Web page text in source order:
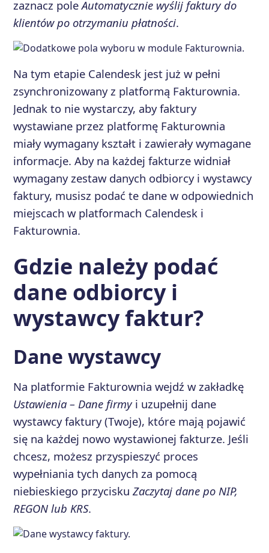
zaznacz poleAutomatycznie wyślij faktury do
klientów po otrzymaniu płatności.
Na tym etapie Calendesk jest już w pełni
zsynchronizowany z platformą Fakturownia.
Jednak to nie wystarczy, aby faktury
wystawiane przez platformę Fakturownia
miały wymagany kształt i zawierały wymagane
informacje. Aby na każdej fakturze widniał
wymagany zestaw danych odbiorcy i wystawcy
faktury, musisz podać te dane w odpowiednich
miejscach w platformach Calendesk i
Fakturownia.
Gdzie należy podać
dane odbiorcy i
wystawcy faktur?
Dane wystawcy
Na platformie Fakturownia wejdź w zakładkę
Ustawienia – Dane firmyi uzupełnij dane
wystawcy faktury (Twoje), które mają pojawić
się na każdej nowo wystawionej fakturze. Jeśli
chcesz, możesz przyspieszyć proces
wypełniania tych danych za pomocą
niebieskiego przyciskuZaczytaj dane po NIP,
REGON lub KRS.